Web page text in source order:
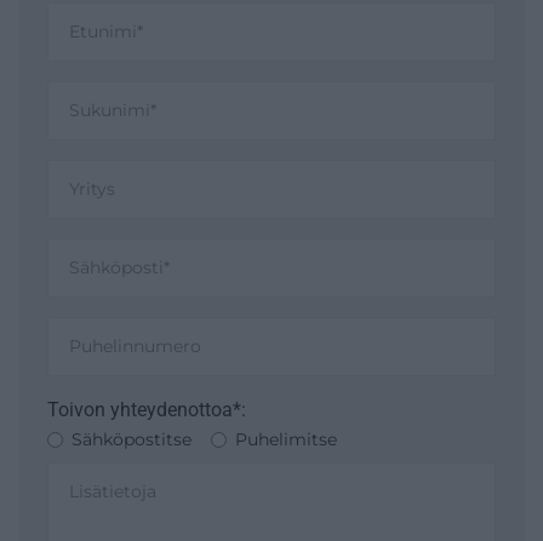
Toivon yhteydenottoa*:
Sähköpostitse Puhelimitse